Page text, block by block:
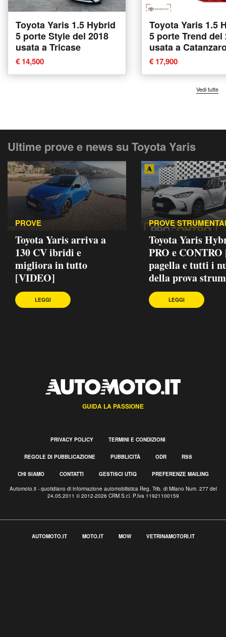
Toyota Yaris 1.5 Hybrid
5 porte Style del 2018
usata a Tricase
€ 14,500
Toyota Yaris 1.5
5 porte Trend del
usata a
€ 17,900
Vedi tutte
Ultime prove e news su Toyota Yaris
PROVE
Toyota Yaris arriva a
130 CV ibridi e
migliora in tutto
[VIDEO]
LEGGI
PROVE
Toyota Yaris
PRO e CONTRO
pagella e tutti i
della prova
LEGGI
GUIDA LA PASSIONE
PRIVACY POLICY TERMINI E CONDIZIONI
REGOLE DI PUBBLICAZIONE PUBBLICITÀ ODR RSS
CHI SIAMO CONTATTI GESTISCI UTIQ PREFERENZE MAILING
Automoto.it - quotidiano di informazione automobilistica Reg. Trib. di Milano Num. 277 del
24.05.2011 © 2012-2026 CRM S.r.l. P.Iva 11921100159
AUTOMOTO.IT MOTO.IT MOW VETRINAMOTORI.IT